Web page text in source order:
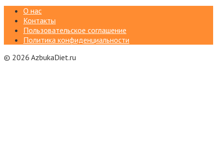
О нас
Контакты
Пользовательское соглашение
Политика конфиденциальности
© 2026 AzbukaDiet.ru